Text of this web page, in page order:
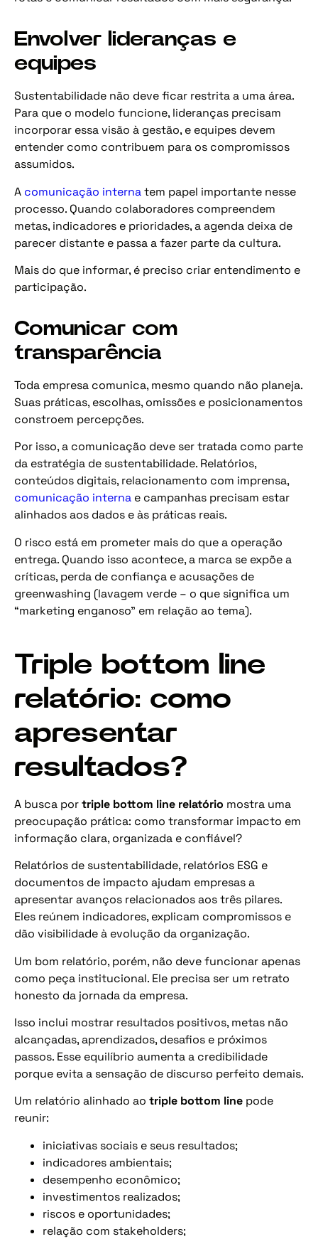
Envolver lideranças e
equipes
Sustentabilidade não deve ficar restrita a uma área.
Para que o modelo funcione, lideranças precisam
incorporar essa visão à gestão, e equipes devem
entender como contribuem para os compromissos
assumidos.
A comunicação internatem papel importante nesse
processo. Quando colaboradores compreendem
metas, indicadores e prioridades, a agenda deixa de
parecer distante e passa a fazer parte da cultura.
Mais do que informar, é preciso criar entendimento e
participação.
Comunicar com
transparência
Toda empresa comunica, mesmo quando não planeja.
Suas práticas, escolhas, omissões e posicionamentos
constroem percepções.
Por isso, a comunicação deve ser tratada como parte
da estratégia de sustentabilidade. Relatórios,
conteúdos digitais, relacionamento com imprensa,
comunicação interna e campanhas precisam estar
alinhados aos dados e às práticas reais.
O risco está em prometer mais do que a operação
entrega. Quando isso acontece, a marca se expõe a
críticas, perda de confiança e acusações de
greenwashing (lavagem verde – o que significa um
“marketing enganoso” em relação ao tema).
Triple bottom line
relatório: como
apresentar
resultados?
A busca portriple bottom line relatório mostra uma
preocupação prática: como transformar impacto em
informação clara, organizada e confiável?
Relatórios de sustentabilidade, relatórios ESG e
documentos de impacto ajudam empresas a
apresentar avanços relacionados aos três pilares.
Eles reúnem indicadores, explicam compromissos e
dão visibilidade à evolução da organização.
Um bom relatório, porém, não deve funcionar apenas
como peça institucional. Ele precisa ser um retrato
honesto da jornada da empresa.
Isso inclui mostrar resultados positivos, metas não
alcançadas, aprendizados, desafios e próximos
passos. Esse equilíbrio aumenta a credibilidade
porque evita a sensação de discurso perfeito demais.
Um relatório alinhado ao triple bottom line pode
reunir:
iniciativas sociais e seus resultados;
indicadores ambientais;
desempenho econômico;
investimentos realizados;
riscos e oportunidades;
relação com stakeholders;